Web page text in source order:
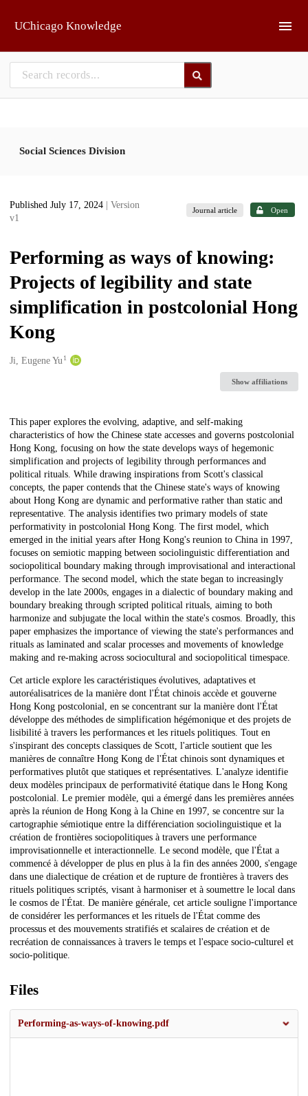
UChicago Knowledge
Social Sciences Division
Published July 17, 2024
| Version
v1
Journal article Open
Performing as ways of knowing:
Projects of legibility and state
simplification in postcolonial Hong
Kong
Creators
Ji, Eugene Yu1
Show affiliations
Description
This paper explores the evolving, adaptive, and self-making
characteristics of how the Chinese state accesses and governs postcolonial
Hong Kong, focusing on how the state develops ways of hegemonic
simplification and projects of legibility through performances and
political rituals. While drawing inspirations from Scott's classical
concepts, the paper contends that the Chinese state's ways of knowing
about Hong Kong are dynamic and performative rather than static and
representative. The analysis identifies two primary models of state
performativity in postcolonial Hong Kong. The first model, which
emerged in the initial years after Hong Kong's reunion to China in 1997,
focuses on semiotic mapping between sociolinguistic differentiation and
sociopolitical boundary making through improvisational and interactional
performance. The second model, which the state began to increasingly
develop in the late 2000s, engages in a dialectic of boundary making and
boundary breaking through scripted political rituals, aiming to both
harmonize and subjugate the local within the state's cosmos. Broadly, this
paper emphasizes the importance of viewing the state's performances and
rituals as laminated and scalar processes and movements of knowledge
making and re-making across sociocultural and sociopolitical timespace.
Cet article explore les caractéristiques évolutives, adaptatives et
autoréalisatrices de la manière dont l'État chinois accède et gouverne
Hong Kong postcolonial, en se concentrant sur la manière dont l'État
développe des méthodes de simplification hégémonique et des projets de
lisibilité à travers les performances et les rituels politiques. Tout en
s'inspirant des concepts classiques de Scott, l'article soutient que les
manières de connaître Hong Kong de l'État chinois sont dynamiques et
performatives plutôt que statiques et représentatives. L'analyze identifie
deux modèles principaux de performativité étatique dans le Hong Kong
postcolonial. Le premier modèle, qui a émergé dans les premières années
après la réunion de Hong Kong à la Chine en 1997, se concentre sur la
cartographie sémiotique entre la différenciation sociolinguistique et la
création de frontières sociopolitiques à travers une performance
improvisationnelle et interactionnelle. Le second modèle, que l'État a
commencé à développer de plus en plus à la fin des années 2000, s'engage
dans une dialectique de création et de rupture de frontières à travers des
rituels politiques scriptés, visant à harmoniser et à soumettre le local dans
le cosmos de l'État. De manière générale, cet article souligne l'importance
de considérer les performances et les rituels de l'État comme des
processus et des mouvements stratifiés et scalaires de création et de
recréation de connaissances à travers le temps et l'espace socio-culturel et
socio-politique.
Files
Performing-as-ways-of-knowing.pdf